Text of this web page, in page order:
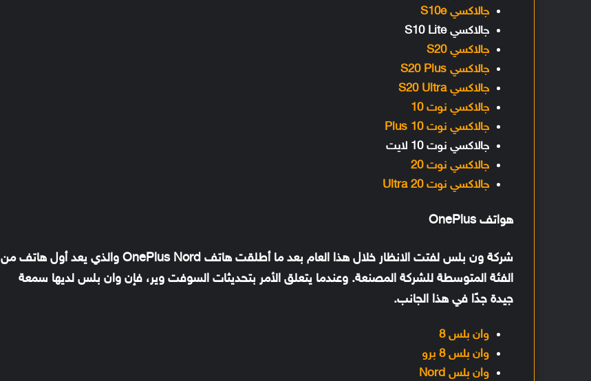
جالاكسي S10e
جالاكسي S10 Lite
جالاكسي S20
جالاكسي S20 Plus
جالاكسي S20 Ultra
جالاكسي نوت 10
جالاكسي نوت 10 Plus
جالاكسي نوت 10 لايت
جالاكسي نوت 20
جالاكسي نوت 20 Ultra
هواتف OnePlus
شركة ون بلس لفتت الانظار خلال هذا العام بعد ما أطلقت هاتف OnePlus Nord والذي يعد أول هاتف من
الفئة المتوسطة للشركة المصنعة. وعندما يتعلق الأمر بتحديثات السوفت وير، فإن وان بلس لديها سمعة
جيدة جدًا في هذا الجانب.
وان بلس 8
وان بلس 8 برو
وان بلس Nord